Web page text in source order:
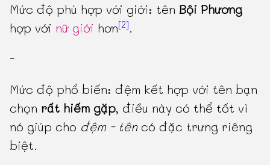
Mức độ phù hợp với giới: tênBội Phương
hợp với nữ giới hơn[2].
-
Mức độ phổ biến: đệm kết hợp với tên bạn
chọn rất hiếm gặp, điều này có thể tốt vì
nó giúp cho đệm - têncó đặc trưng riêng
biệt.